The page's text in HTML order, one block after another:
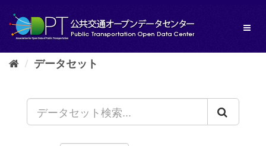
し
データセット